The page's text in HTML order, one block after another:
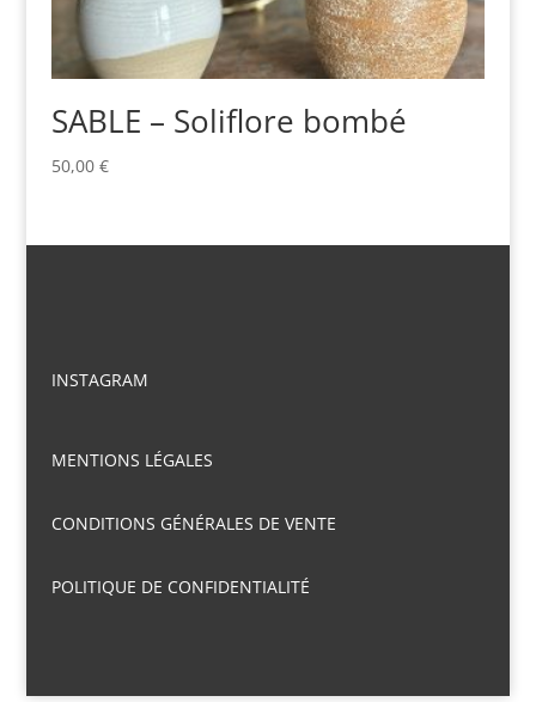
SABLE – Soliflore bombé
50,00 €
INSTAGRAM
MENTIONS LÉGALES
CONDITIONS GÉNÉRALES DE VENTE
POLITIQUE DE CONFIDENTIALITÉ